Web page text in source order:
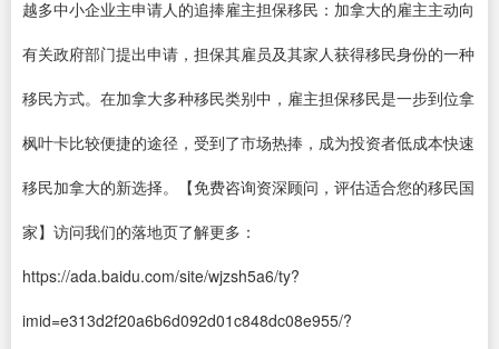
越多中小企业主申请人的追捧雇主担保移民：加拿大的雇主主动向
有关政府部门提出申请，担保其雇员及其家人获得移民身份的一种
移民方式。在加拿大多种移民类别中，雇主担保移民是一步到位拿
枫叶卡比较便捷的途径，受到了市场热捧，成为投资者低成本快速
移民加拿大的新选择。【免费咨询资深顾问，评估适合您的移民国
家】访问我们的落地页了解更多：
https://ada.baidu.com/site/wjzsh5a6/ty?
imid=e313d2f20a6b6d092d01c848dc08e955/?